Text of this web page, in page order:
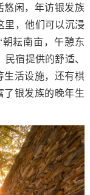
悠闲，年访银发族
里，他们可以沉浸
耘南亩，午憩东
宿提供的舒适、
生活设施，还有棋
了银发族的晚年生